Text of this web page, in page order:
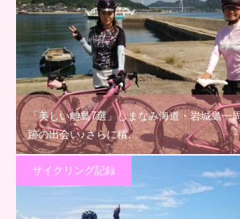
「美しい離島7選」しまなみ海道・岩城島一
跡の出会い♪さらに積…
サイクリング記録